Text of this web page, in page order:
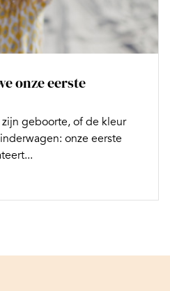
onze eerste
geboorte, of de kleur
onze eerste